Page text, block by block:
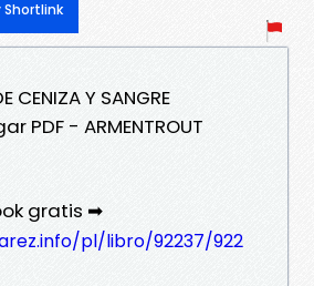
Shortlink
CENIZA Y SANGRE
PDF - ARMENTROUT
gratis ➡
pl/libro/92237/922